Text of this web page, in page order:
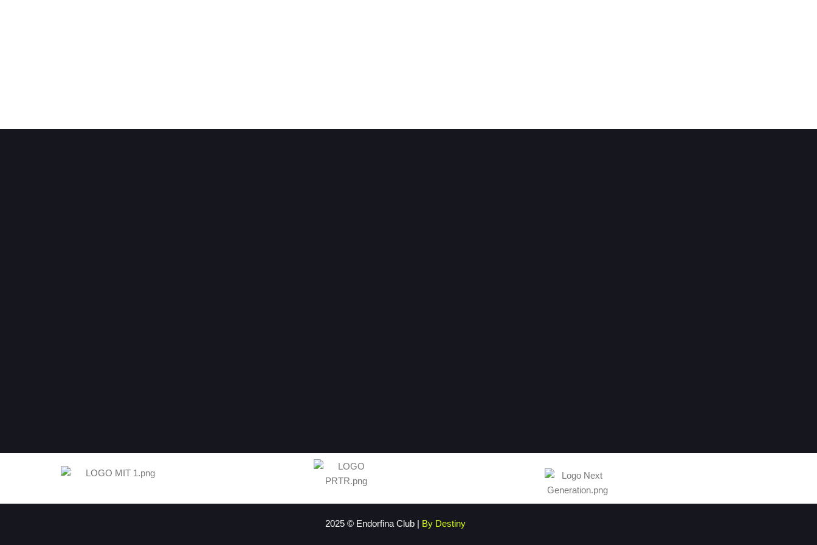
2025 © Endorfina Club | By Destiny